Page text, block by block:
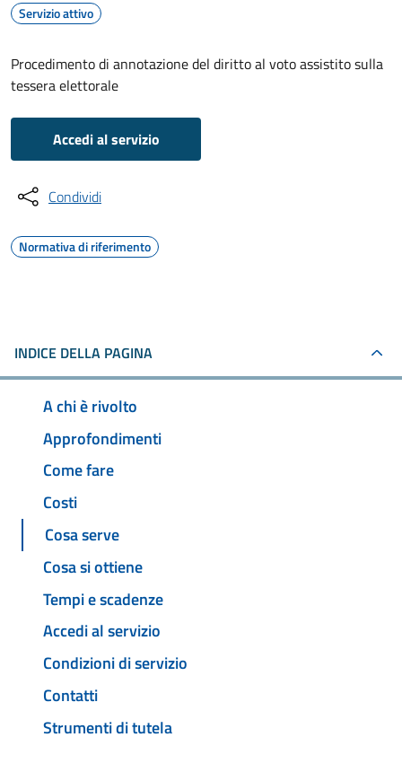
Servizio attivo
Procedimento di annotazione del diritto al voto assistito sulla
tessera elettorale
Accedi al servizio
Condividi
Normativa di riferimento
INDICE DELLA PAGINA
A chi è rivolto
Approfondimenti
Come fare
Costi
Cosa serve
Cosa si ottiene
Tempi e scadenze
Accedi al servizio
Condizioni di servizio
Contatti
Strumenti di tutela